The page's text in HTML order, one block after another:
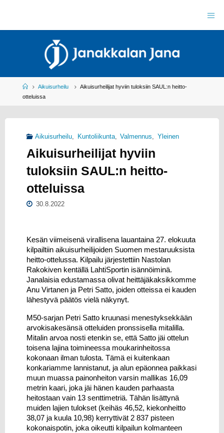
AN
RY
HomeAikuisurheilu
Aikuisurheilijat hyviin tuloksiin SAUL:n heitto-
otteluissa
Aikuisurheilu, Kuntoliikunta, Valmennus, Yleinen
Aikuisurheilijat hyviin
tuloksiin SAUL:n heitto-
otteluissa
30.8.2022
Kesän viimeisenä virallisena lauantaina 27. elokuuta
kilpailtiin aikuisurheilijoiden Suomen mestaruuksista
heitto-ottelussa. Kilpailu järjestettiin Nastolan
Rakokiven kentällä LahtiSportin isännöiminä.
Janalaisia edustamassa olivat heittäjäkaksikkomme
Anu Virtanen ja Petri Satto, joiden otteissa ei kauden
lähestyvä päätös vielä näkynyt.
M50-sarjan Petri Satto kruunasi menestyksekkään
arvokisakesänsä otteluiden pronssisella mitalilla.
Mitalin arvoa nosti etenkin se, että Satto jäi ottelun
toisena lajina toimineessa moukarinheitossa
kokonaan ilman tulosta. Tämä ei kuitenkaan
konkariamme lannistanut, ja alun epäonnea paikkasi
muun muassa painonheiton varsin mallikas 16,09
metrin kaari, joka jäi hänen kauden parhaasta
heitostaan vain 13 senttimetriä. Tähän lisättynä
muiden lajien tulokset (keihäs 46,52, kiekonheitto
38,07 ja kuula 10,98) kerryttivät 2 837 pisteen
kokonaispotin, joka oikeutti kilpailun kolmanteen